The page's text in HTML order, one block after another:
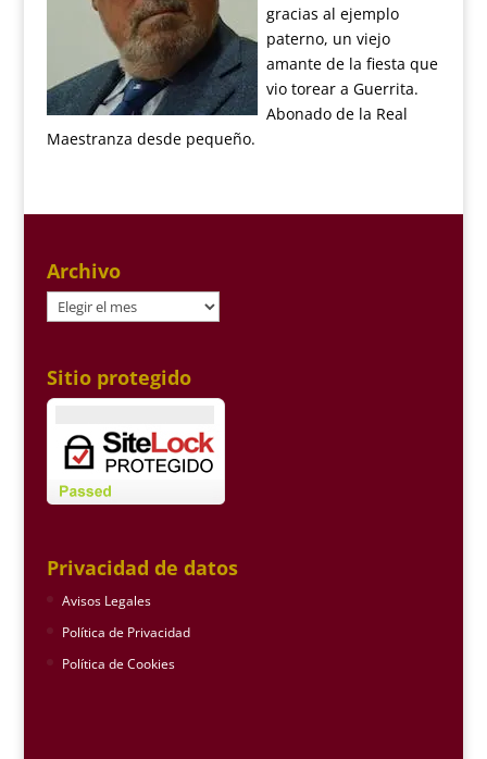
gracias al ejemplo
paterno, un viejo
amante de la fiesta que
vio torear a Guerrita.
Abonado de la Real
Maestranza desde pequeño.
Archivo
Archivo
Sitio protegido
Privacidad de datos
Avisos Legales
Política de Privacidad
Política de Cookies